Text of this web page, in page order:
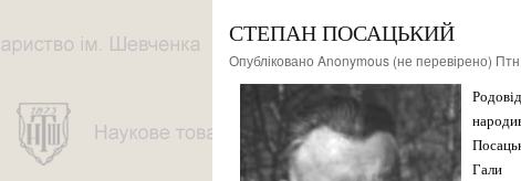
СТЕПАН ПОСАЦЬКИЙ
Опубліковано Anonymous (не перевірено)
Гали